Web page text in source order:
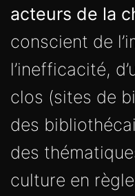
acteurs de la
conscient de
l’inefficacité,
clos (sites de
des
des
culture en